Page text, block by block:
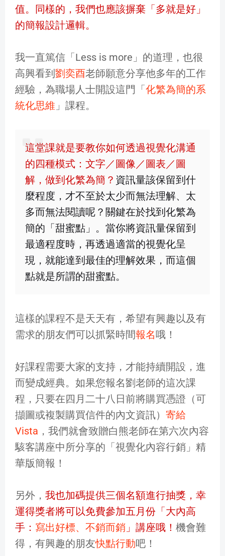
值。同樣的，我們也應該摒棄「多就是好」
的簡報設計邏輯。
我一直篤信「Less is more」的道理，也很
高興看到 劉奕酉老師願意分享他多年的工作
經驗，為職場人士開設這門「化繁為簡的系
統化思維 」課程。
這堂課就是要教你如何透過視覺化溝通
的四種模式：文字／圖像／圖表／圖
解，做到化繁為簡？ 資訊量該保留到什
麼程度，才不至於太少而無法理解、太
多而無法閱讀呢？關鍵在於找到化繁為
簡的「甜蜜點」。當你將資訊量保留到
最適程度時，再透過適當的視覺化呈
現，就能達到最佳的理解效果，而這個
點就是所謂的甜蜜點。
這樣的課程不是天天有，希望有興趣以及有
需求的朋友們可以抓緊時間報名哦！
好課程需要大家的支持，才能持續開設，進
而變成經典。如果您報名劉老師的這次課
程，只要在四月二十八日前將購買憑證（可
擷圖或複製購買信件的內文資訊） 寄給
Vista ，我們就會致贈白熊老師在第六次內容
駭客講座中所分享的「視覺化內容行銷」精
華版簡報！
另外， 我也加碼提供三個名額進行抽獎，幸
運得獎者將可以免費參加五月份「大內高
手： 寫出好標、不銷而銷 」講座哦！ 機會難
得，有興趣的朋友快點行動吧！